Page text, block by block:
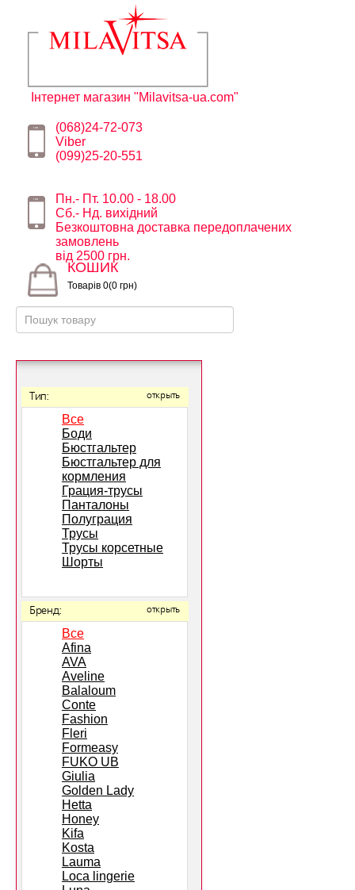
Інтернет магазин "Milavitsa-ua.com"
(068)24-72-073
Viber
(099)25-20-551
Пн.- Пт. 10.00 - 18.00
Сб.- Нд. вихідний
Безкоштовна доставка передоплачених
замовлень
від 2500 грн.
КОШИК
Товарів 0(0 грн)
Тип: открыть
Все
Боди
Бюстгальтер
Бюстгальтер для
кормления
Грация-трусы
Панталоны
Полуграция
Трусы
Трусы корсетные
Шорты
Бренд: открыть
Все
Afina
AVA
Aveline
Balaloum
Conte
Fashion
Fleri
Formeasy
FUKO UB
Giulia
Golden Lady
Hetta
Honey
Kifa
Kosta
Lauma
Loca lingerie